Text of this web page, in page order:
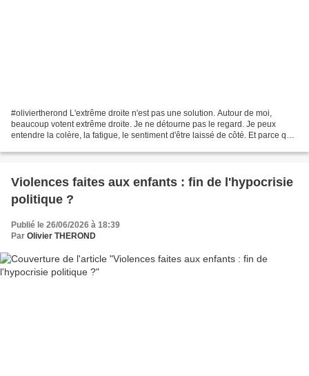
#oliviertherond L'extrême droite n'est pas une solution. Autour de moi,
beaucoup votent extrême droite. Je ne détourne pas le regard. Je peux
entendre la colère, la fatigue, le sentiment d'être laissé de côté. Et parce que
Violences faites aux enfants : fin de l'hypocrisie
politique ?
Publié le 26/06/2026 à 18:39
Par Olivier THEROND